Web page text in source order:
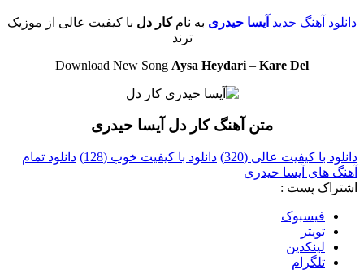
دانلود آهنگ جدید آیسا حیدری به نامکار دل با کیفیت عالی از موزیک
ترند
Download New Song Aysa Heydari – Kare Del
متن آهنگ کار دل آیسا حیدری
دانلود با کیفیت عالی (320) دانلود با کیفیت خوب (128)
دانلود تمام
آهنگ های آیسا حیدری
اشتراک پست :
فيسبوک
تويتر
لینکدین
تلگرام